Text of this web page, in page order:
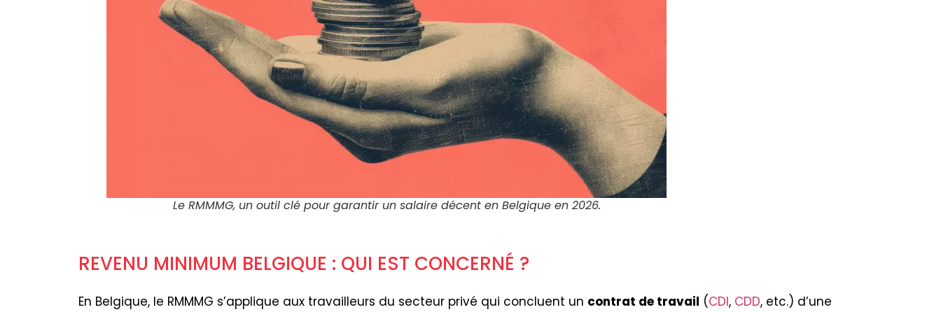
Le RMMMG, un outil clé pour garantir un salaire décent en Belgique en 2026.
REVENU MINIMUM BELGIQUE : QUI EST CONCERNÉ ?
En Belgique, le RMMMG s’applique aux travailleurs du secteur privé qui concluent un contrat de travail (CDI, CDD, etc.) d’une